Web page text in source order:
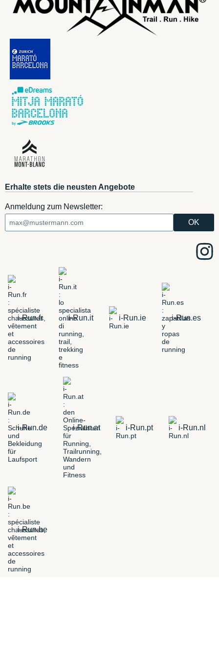
Erhalte stets die neusten Angebote
Anmeldung zum Newsletter:
i-Run.fr i-Run.it i-Run.ie i-Run.es
i-Run.de i-Run.at i-Run.pt i-Run.nl
i-Run.be